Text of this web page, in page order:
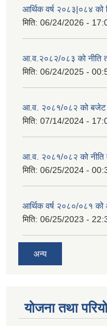
आर्थिक वर्ष २०८३|०८४ को
मिति: 06/24/2026 -
आ.व.२०८२/०८३ को नीति
मिति: 06/24/2025 -
आ.व. २०८१/०८२ को बजेट
मिति: 07/14/2024 -
आ.व. २०८१/०८२ को नीति
मिति: 06/25/2024 -
आर्थिक वर्ष २०८०/०८१ को
मिति: 06/25/2023 -
अन्य
योजना तथा